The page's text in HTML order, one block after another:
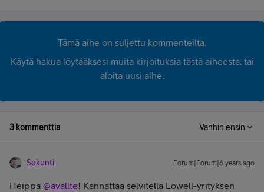
Tämä aihe on suljettu kommenteilta.
Käytä hakua löytääksesi muita kirjoituksia tästä aiheesta, tai
aloita uusi aihe.
3 kommenttia Vanhin ensin
Sekunti Forum|Forum|6 years ago
Heippa @avallte! Kannattaa selvitellä Lowell-yrityksen